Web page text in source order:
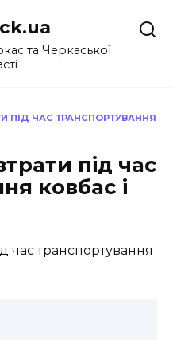
та Черкаської
ПІД ЧАС ТРАНСПОРТУВАННЯ
під час
ковбас і